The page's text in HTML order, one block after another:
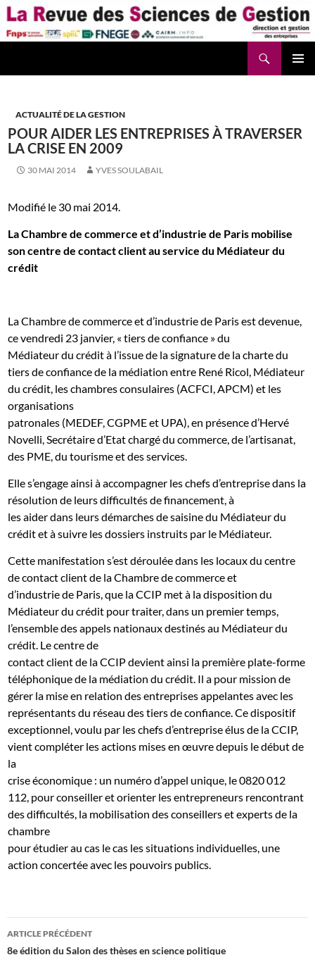
Aller
au
contenu
ACTUALITÉ DE LA GESTION
POUR AIDER LES ENTREPRISES À TRAVERSER
LA CRISE EN 2009
30 MAI 2014 YVES SOULABAIL
Modifié le 30 mai 2014.
La Chambre de commerce et d’industrie de Paris mobilise
son centre de contact client au service du Médiateur du
crédit
La Chambre de commerce et d’industrie de Paris est devenue,
ce vendredi 23 janvier, « tiers de confiance » du
Médiateur du crédit à l’issue de la signature de la charte du
tiers de confiance de la médiation entre René Ricol, Médiateur
du crédit, les chambres consulaires (ACFCI, APCM) et les
organisations
patronales (MEDEF, CGPME et UPA), en présence d’Hervé
Novelli, Secrétaire d’Etat chargé du commerce, de l’artisanat,
des PME, du tourisme et des services.
Elle s’engage ainsi à accompagner les chefs d’entreprise dans la
résolution de leurs difficultés de financement, à
les aider dans leurs démarches de saisine du Médiateur du
crédit et à suivre les dossiers instruits par le Médiateur.
Cette manifestation s’est déroulée dans les locaux du centre
de contact client de la Chambre de commerce et
d’industrie de Paris, que la CCIP met à la disposition du
Médiateur du crédit pour traiter, dans un premier temps,
l’ensemble des appels nationaux destinés au Médiateur du
crédit. Le centre de
contact client de la CCIP devient ainsi la première plate-forme
téléphonique de la médiation du crédit. Il a pour mission de
gérer la mise en relation des entreprises appelantes avec les
représentants du réseau des tiers de confiance. Ce dispositif
exceptionnel, voulu par les chefs d’entreprise élus de la CCIP,
vient compléter les actions mises en œuvre depuis le début de
la
crise économique : un numéro d’appel unique, le 0820 012
112, pour conseiller et orienter les entrepreneurs rencontrant
des difficultés, la mobilisation des conseillers et experts de la
chambre
pour étudier au cas le cas les situations individuelles, une
action concertée avec les pouvoirs publics.
Navigation
ARTICLE PRÉCÉDENT
8e édition du Salon des thèses en science politique